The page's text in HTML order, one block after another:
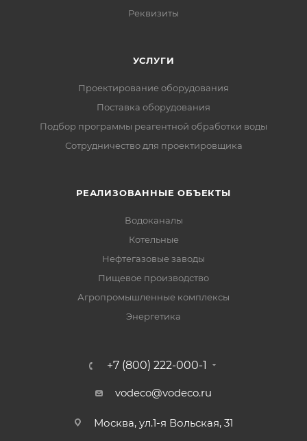
Реквизиты
УСЛУГИ
Проектирование оборудования
Поставка оборудования
Подбор программы реагентной обработки воды
Сотрудничество для проектировщика
РЕАЛИЗОВАННЫЕ ОБЪЕКТЫ
Водоканалы
Котельные
Нефтегазовые заводы
Пищевое производство
Агропромышленные комплексы
Энергетика
+7 (800) 222-000-1
vodeco@vodeco.ru
Москва, ул.1-я Вольская, 31